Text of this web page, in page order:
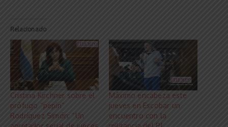
Relacionado
Cristina Kirchner sobre el
prófugo “pepín”
Rodríguez Simón: “Un
Máximo encabeza este
jueves en Escobar un
encuentro con la